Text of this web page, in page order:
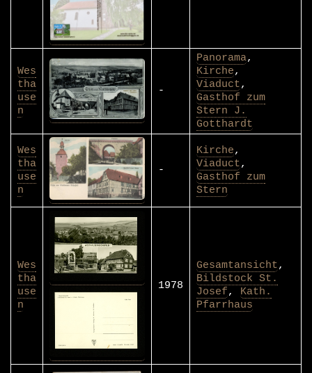
Wes
tha
use
n
-
Panorama,
Kirche,
Viaduct,
Gasthof zum
Stern J.
Gotthardt
Wes
tha
use
n
-
Kirche,
Viaduct,
Gasthof zum
Stern
Wes
tha
use
n
1978
Gesamtansicht,
Bildstock St.
Josef, Kath.
Pfarrhaus